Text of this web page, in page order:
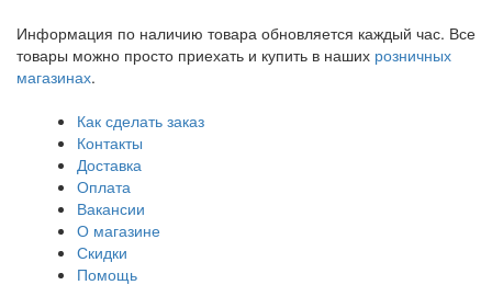
Информация по наличию товара обновляется каждый час. Все
товары можно просто приехать и купить в наших розничных
магазинах.
Как сделать заказ
Контакты
Доставка
Оплата
Вакансии
О магазине
Скидки
Помощь